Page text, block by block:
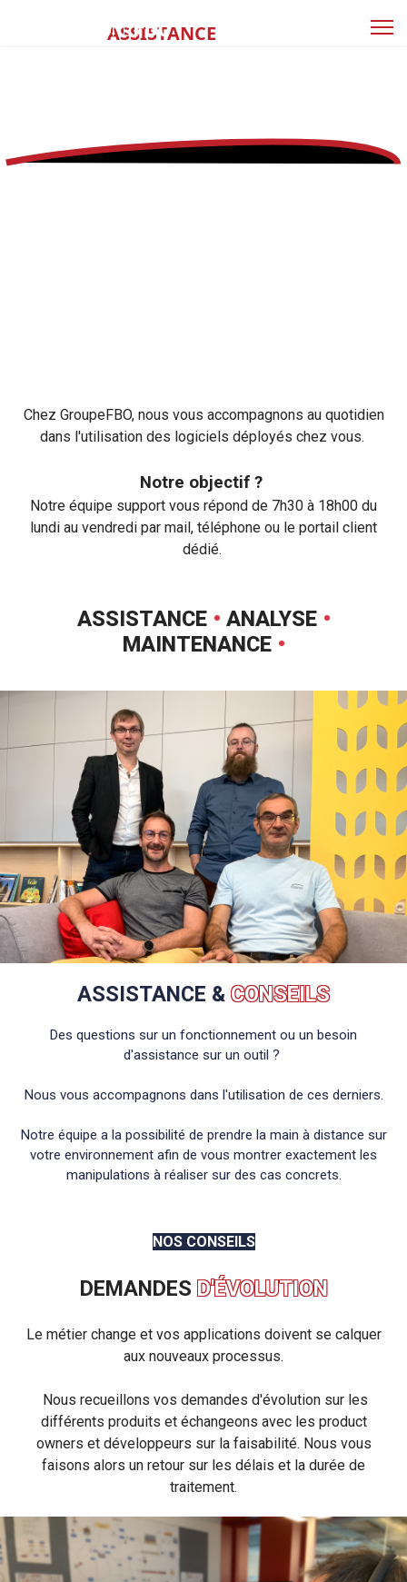
ASSISTANCE
Chez GroupeFBO, nous vous accompagnons au quotidien
dans l'utilisation des logiciels déployés chez vous.
Notre objectif ?
Notre équipe support vous répond de 7h30 à 18h00 du
lundi au vendredi par mail, téléphone ou le portail client
dédié.
ASSISTANCE • ANALYSE •
MAINTENANCE •
ASSISTANCE & CONSEILS
Des questions sur un fonctionnement ou un besoin
d'assistance sur un outil ?
Nous vous accompagnons dans l'utilisation de ces derniers.
Notre équipe a la possibilité de prendre la main à distance sur
votre environnement afin de vous montrer exactement les
manipulations à réaliser sur des cas concrets.
NOS CONSEILS
DEMANDES D'ÉVOLUTION
Le métier change et vos applications doivent se calquer
aux nouveaux processus.
Nous recueillons vos demandes d'évolution sur les
différents produits et échangeons avec les product
owners et développeurs sur la faisabilité. Nous vous
faisons alors un retour sur les délais et la durée de
traitement.